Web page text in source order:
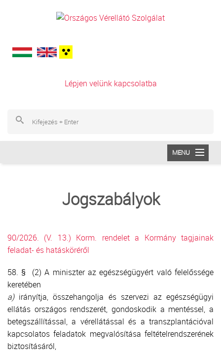
Lépjen velünk kapcsolatba
MENU
TRANSZFUZIOLÓGIA
ŐSSEJT DONÁCIÓ
VÁRÓLISTÁK
SAJTÓ
Jogszabályok
90/2026. (V. 13.) Korm. rendelet a Kormány tagjainak
feladat- és hatásköréről
58. §
(2) A miniszter az egészségügyért való felelőssége
keretében
a) irányítja, összehangolja és szervezi az egészségügyi
ellátás országos rendszerét, gondoskodik a mentéssel, a
betegszállítással, a vérellátással és a transzplantációval
kapcsolatos feladatok megvalósítása feltételrendszerének
biztosításáról,